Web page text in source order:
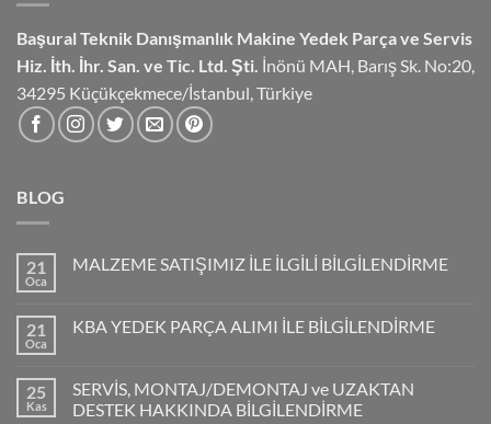
Başural Teknik Danışmanlık Makine Yedek Parça ve Servis
Hiz. İth. İhr. San. ve Tic. Ltd. Şti. İnönü MAH, Barış Sk. No:20,
34295 Küçükçekmece/İstanbul, Türkiye
BLOG
21
Oca
MALZEME SATIŞIMIZ İLE İLGİLİ BİLGİLENDİRME
21
Oca
KBA YEDEK PARÇA ALIMI İLE BİLGİLENDİRME
25
Kas
SERVİS, MONTAJ/DEMONTAJ ve UZAKTAN
DESTEK HAKKINDA BİLGİLENDİRME